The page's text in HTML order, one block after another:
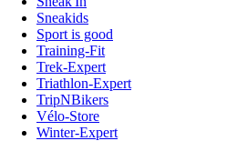
Sneakids
Sport is good
Training-Fit
Trek-Expert
Triathlon-Expert
TripNBikers
Vélo-Store
Winter-Expert